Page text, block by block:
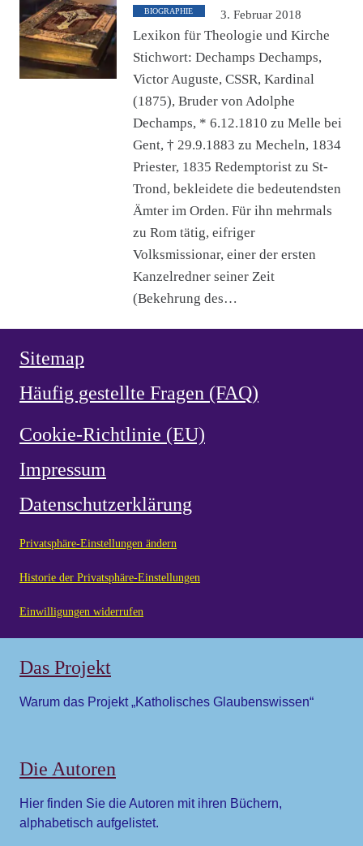
BIOGRAPHIE 3. Februar 2018
Lexikon für Theologie und Kirche
Stichwort: Dechamps Dechamps,
Victor Auguste, CSSR, Kardinal
(1875), Bruder von Adolphe
Dechamps, * 6.12.1810 zu Melle bei
Gent, † 29.9.1883 zu Mecheln, 1834
Priester, 1835 Redemptorist zu St-
Trond, bekleidete die bedeutendsten
Ämter im Orden. Für ihn mehrmals
zu Rom tätig, eifriger
Volksmissionar, einer der ersten
Kanzelredner seiner Zeit
(Bekehrung des…
Sitemap
Häufig gestellte Fragen (FAQ)
Cookie-Richtlinie (EU)
Impressum
Datenschutzerklärung
Privatsphäre-Einstellungen ändern
Historie der Privatsphäre-Einstellungen
Einwilligungen widerrufen
Das Projekt
Warum das Projekt „Katholisches Glaubenswissen“
Die Autoren
Hier finden Sie die Autoren mit ihren Büchern,
alphabetisch aufgelistet.